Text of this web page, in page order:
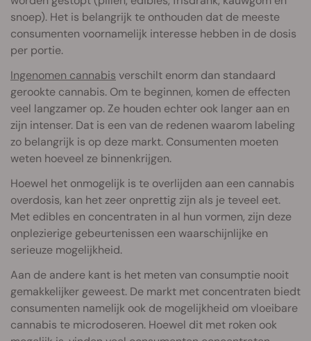
snoep). Het is belangrijk te onthouden dat de meeste
consumenten voornamelijk interesse hebben in de dosis
per portie.
Ingenomen cannabis verschilt enorm dan standaard
gerookte cannabis. Om te beginnen, komen de effecten
veel langzamer op. Ze houden echter ook langer aan en
zijn intenser. Dat is een van de redenen waarom labeling
zo belangrijk is op deze markt. Consumenten moeten
weten hoeveel ze binnenkrijgen.
Hoewel het onmogelijk is te overlijden aan een cannabis
overdosis, kan het zeer onprettig zijn als je teveel eet.
Met edibles en concentraten in al hun vormen, zijn deze
onplezierige gebeurtenissen een waarschijnlijke en
serieuze mogelijkheid.
Aan de andere kant is het meten van consumptie nooit
gemakkelijker geweest. De markt met concentraten biedt
consumenten namelijk ook de mogelijkheid om vloeibare
cannabis te microdoseren. Hoewel dit met roken ook